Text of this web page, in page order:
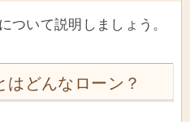
ついて説明しましょう。
はどんなローン？